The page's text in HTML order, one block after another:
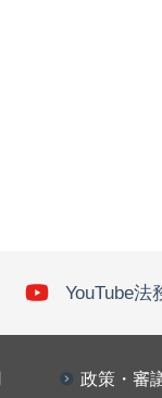
YouTube法
政策・審